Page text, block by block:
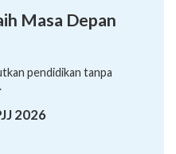
Masa Depan
pendidikan tanpa
2026